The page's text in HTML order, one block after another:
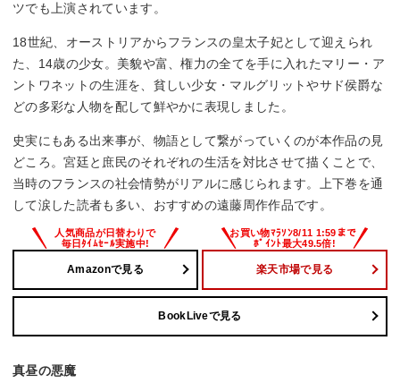
ツでも上演されています。
18世紀、オーストリアからフランスの皇太子妃として迎えられ
た、14歳の少女。美貌や富、権力の全てを手に入れたマリー・ア
ントワネットの生涯を、貧しい少女・マルグリットやサド侯爵な
どの多彩な人物を配して鮮やかに表現しました。
史実にもある出来事が、物語として繋がっていくのが本作品の見
どころ。宮廷と庶民のそれぞれの生活を対比させて描くことで、
当時のフランスの社会情勢がリアルに感じられます。上下巻を通
して涙した読者も多い、おすすめの遠藤周作作品です。
Amazonで見る 楽天市場で見る
BookLiveで見る
真昼の悪魔